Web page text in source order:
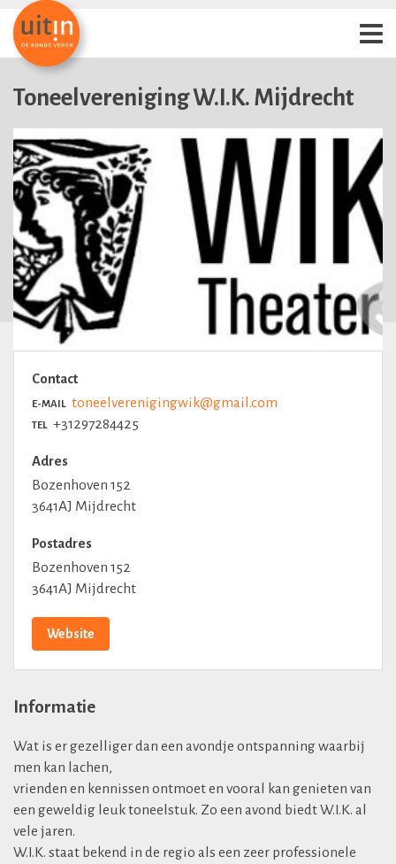
Toneelvereniging W.I.K. Mijdrecht
Contact
E-MAIL toneelverenigingwik@gmail.com
TEL +31297284425
Adres
Bozenhoven 152
3641AJ Mijdrecht
Postadres
Bozenhoven 152
3641AJ Mijdrecht
Website
Informatie
Wat is er gezelliger dan een avondje ontspanning waarbij
men kan lachen,
vrienden en kennissen ontmoet en vooral kan genieten van
een geweldig leuk toneelstuk. Zo een avond biedt W.I.K. al
vele jaren.
W.I.K. staat bekend in de regio als een zeer professionele